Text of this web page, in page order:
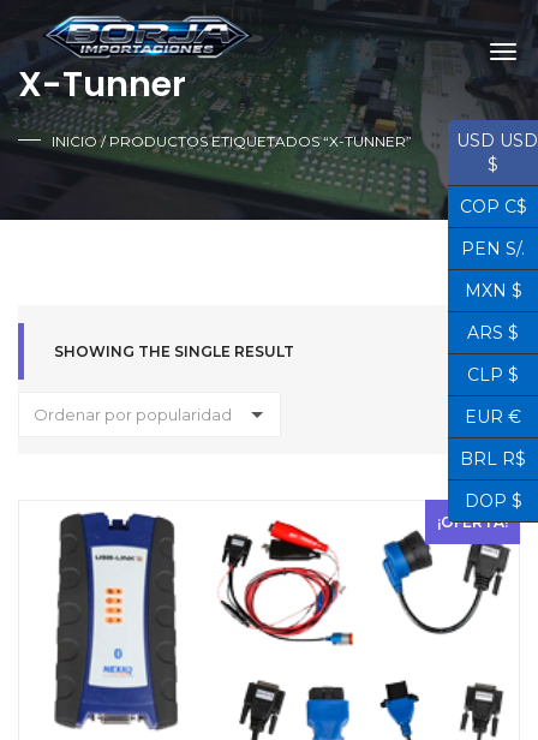
X-Tunner
INICIO/ PRODUCTOS ETIQUETADOS “X-TUNNER”
SHOWING THE SINGLE RESULT
Ordenar por popularidad
¡OFERTA!
USD USD
$
COP C$
PEN S/.
MXN $
ARS $
CLP $
EUR €
BRL R$
DOP $